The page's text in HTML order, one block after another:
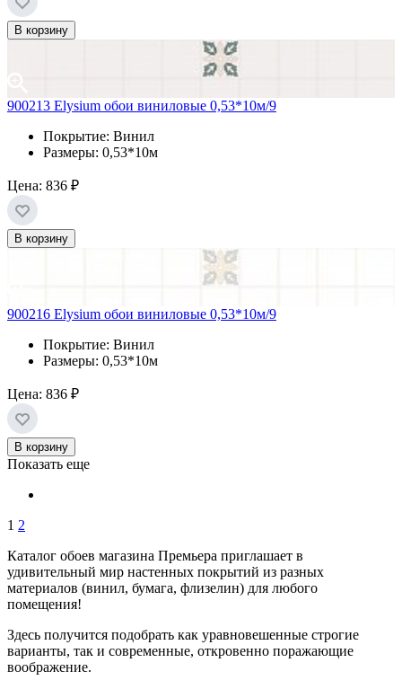
В корзину
900213 Elysium обои виниловые 0,53*10м/9
Покрытие: Винил
Размеры: 0,53*10м
Цена: 836 ₽
В корзину
900216 Elysium обои виниловые 0,53*10м/9
Покрытие: Винил
Размеры: 0,53*10м
Цена: 836 ₽
В корзину
Показать еще
1 2
Каталог обоев магазина Премьера приглашает в
удивительный мир настенных покрытий из разных
материалов (винил, бумага, флизелин) для любого
помещения!
Здесь получится подобрать как уравновешенные строгие
варианты, так и современные, откровенно поражающие
воображение.